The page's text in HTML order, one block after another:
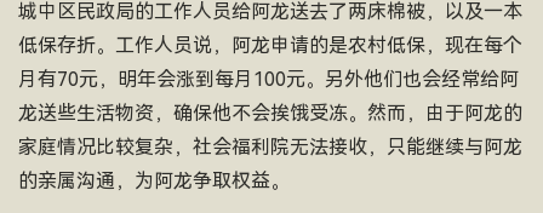
城中区民政局的工作人员给阿龙送去了两床棉被，以及一本
低保存折。工作人员说，阿龙申请的是农村低保，现在每个
月有70元，明年会涨到每月100元。另外他们也会经常给阿
龙送些生活物资，确保他不会挨饿受冻。然而，由于阿龙的
家庭情况比较复杂，社会福利院无法接收，只能继续与阿龙
的亲属沟通，为阿龙争取权益。